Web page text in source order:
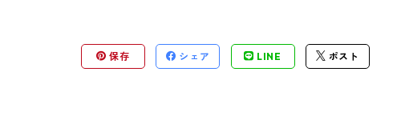
保存 シェア LINE ポスト